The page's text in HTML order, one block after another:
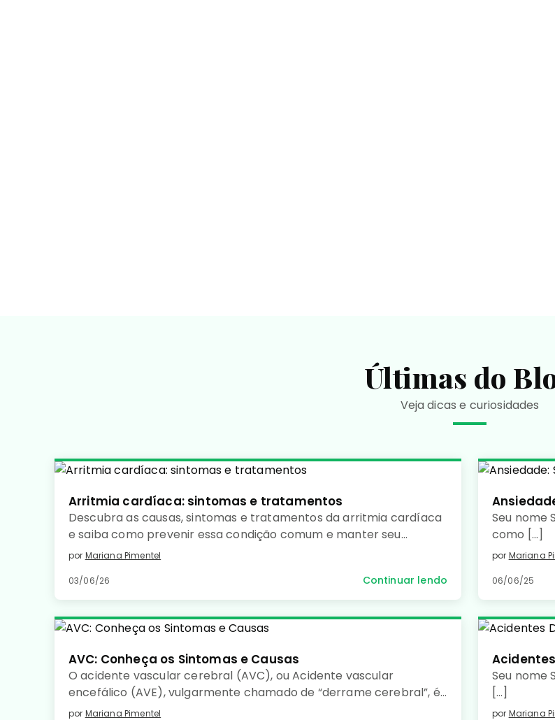
Últimas do
Veja dicas e curiosidades
Arritmia cardíaca: sintomas e tratamentos
Descubra as causas, sintomas e tratamentos da arritmia cardíaca
e saiba como prevenir essa condição comum e manter seu
coração saudável. Leia no detalhe!
por Mariana Pimentel
03/06/26 Continuar lendo
Seu nome
como […]
por Mariana
06/06/25
AVC: Conheça os Sintomas e Causas
O acidente vascular cerebral (AVC), ou Acidente vascular
encefálico (AVE), vulgarmente chamado de “derrame cerebral”, é
uma doença de início súbito, caracterizada pela falta de irrigação
por Mariana Pimentel
Seu nome
[…]
por Mariana